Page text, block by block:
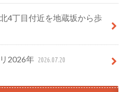
4丁目付近を地蔵坂から歩
2026年 2026.07.20